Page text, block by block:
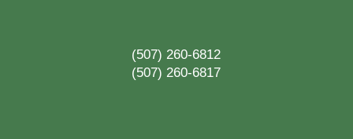
(507) 260-6812
(507) 260-6817